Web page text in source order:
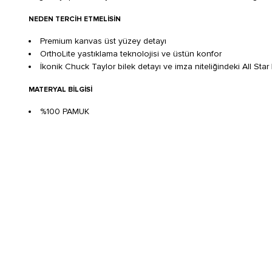
NEDEN TERCIH ETMELISIN
Premium kanvas üst yüzey detayı
OrthoLite yastıklama teknolojisi ve üstün konfor
İkonik Chuck Taylor bilek detayı ve imza niteliğindeki All
MATERYAL BILGISI
%100 PAMUK